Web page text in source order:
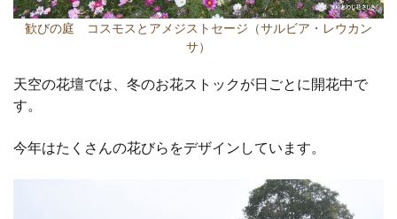
歓びの庭 コスモスとアメジストセージ（サルビア・レウカン
サ）
天空の花壇では、冬のお花ストックが日ごとに開花中で
す。
今年はたくさんの花びらをデザインしています。